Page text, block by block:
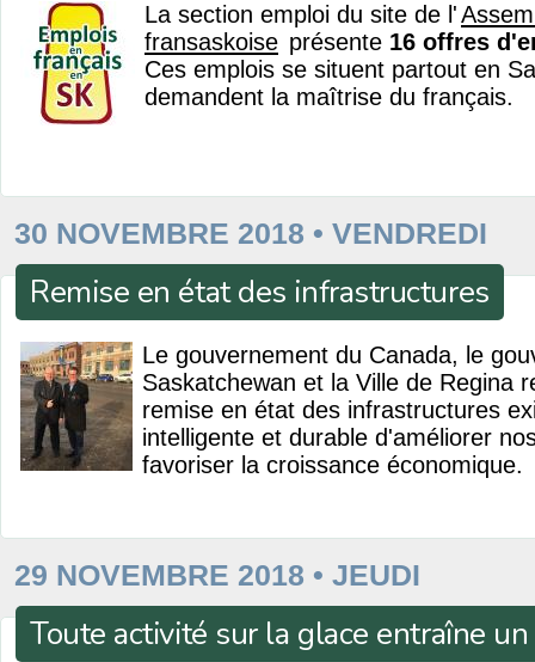
La section emploi du site de l'
fransaskoise présente 16 offres
Ces emplois se situent partout en
demandent la maîtrise du français.
30 NOVEMBRE 2018 • VENDREDI
Remise en état des infrastructures
Le gouvernement du Canada, le
Saskatchewan et la Ville de Regina
remise en état des infrastructures
intelligente et durable d'améliorer
favoriser la croissance économique.
29 NOVEMBRE 2018 • JEUDI
Toute activité sur la glace entraîne